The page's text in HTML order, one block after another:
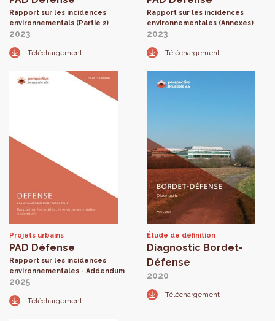
Rapport sur les incidences
environnementals (Partie 2)
2023
Téléchargement
Rapport sur les incidences
environnementales (Annexes)
2023
Téléchargement
Projets urbains
PAD Défense
Rapport sur les incidences
environnementales - Addendum
2025
Téléchargement
Étude de définition
Diagnostic Bordet-
Défense
2020
Téléchargement